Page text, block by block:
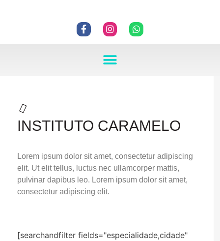
INSTITUTO CARAMELO
Lorem ipsum dolor sit amet, consectetur adipiscing
elit. Ut elit tellus, luctus nec ullamcorper mattis,
pulvinar dapibus leo. Lorem ipsum dolor sit amet,
consectetur adipiscing elit.
[searchandfilter fields="especialidade,cidade"